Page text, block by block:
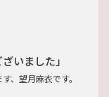
いました」
、望月麻衣です。